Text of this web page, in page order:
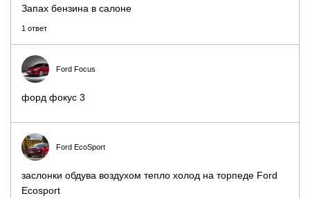
Запах бензина в салоне
1 ответ
Ford Focus
форд фокус 3
Ford EcoSport
заслонки обдува воздухом тепло холод на торпеде Ford
Ecosport